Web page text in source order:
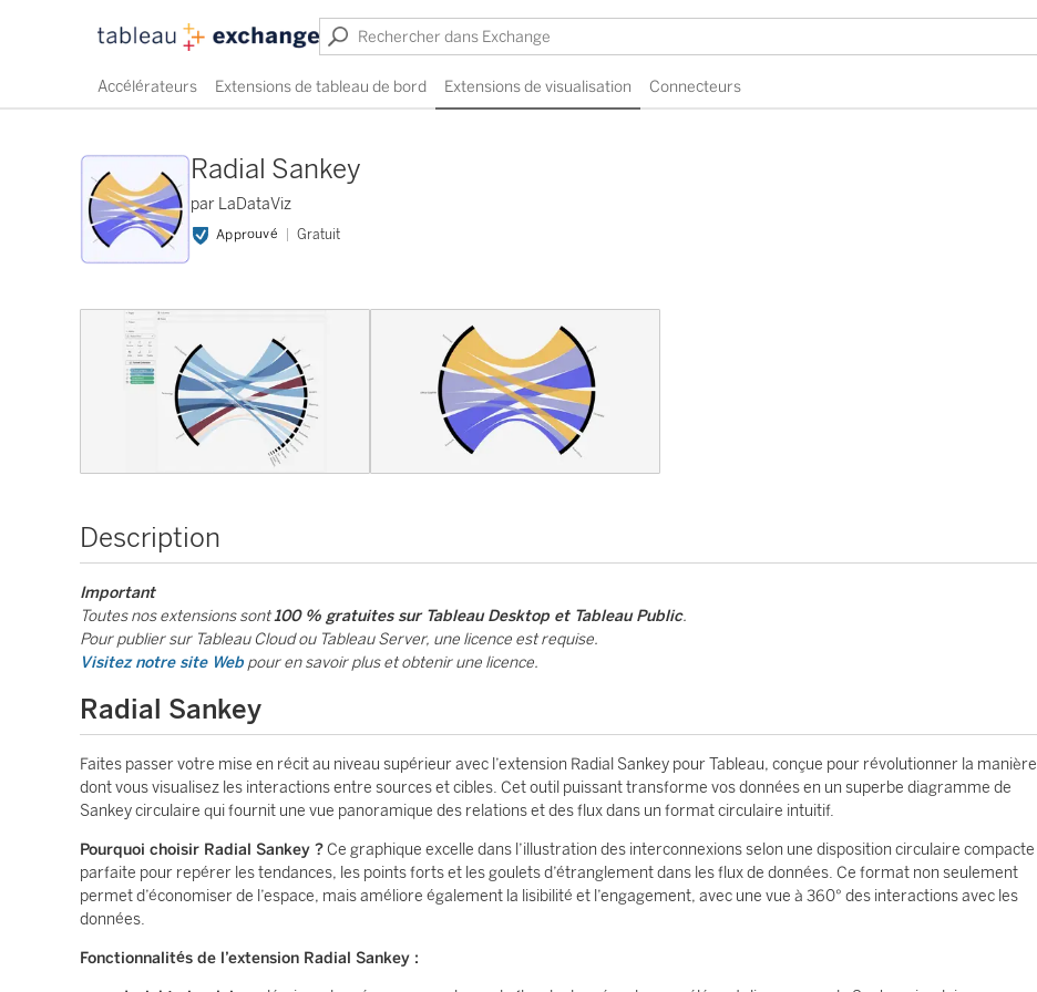
Accélérateurs Extensions de tableau de bord Extensions de visualisation Connecteurs
Radial Sankey
par LaDataViz
Approuvé Gratuit
Description
Important
Toutes nos extensions sont100 % gratuites sur Tableau Desktop et Tableau Public.
Pour publier sur Tableau Cloud ou Tableau Server, une licence est requise.
Visitez notre site Web pour en savoir plus et obtenir une licence.
Radial Sankey
Faites passer votre mise en récit au niveau supérieur avec l’extension Radial Sankey pour Tableau, conçue pour révolutionner la manière
dont vous visualisez les interactions entre sources et cibles. Cet outil puissant transforme vos données en un superbe diagramme de
Sankey circulaire qui fournit une vue panoramique des relations et des flux dans un format circulaire intuitif.
Pourquoi choisir Radial Sankey ?Ce graphique excelle dans l’illustration des interconnexions selon une disposition circulaire compacte
parfaite pour repérer les tendances, les points forts et les goulets d’étranglement dans les flux de données. Ce format non seulement
permet d’économiser de l’espace, mais améliore également la lisibilité et l’engagement, avec une vue à 360° des interactions avec les
données.
Fonctionnalités de l’extension Radial Sankey :